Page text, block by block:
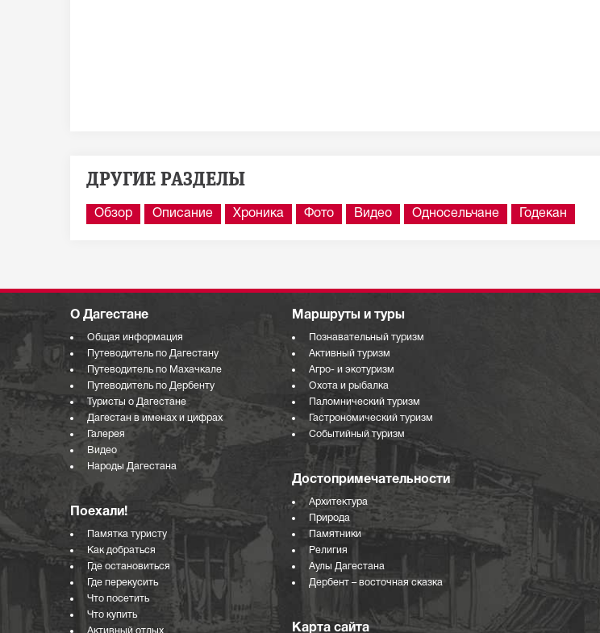
ДРУГИЕ РАЗДЕЛЫ
Обзор Описание Хроника Фото Видео Односельчане Годекан
О Дагестане
Общая информация
Путеводитель по Дагестану
Путеводитель по Махачкале
Путеводитель по Дербенту
Туристы о Дагестане
Дагестан в именах и цифрах
Галерея
Видео
Народы Дагестана
Поехали!
Памятка туристу
Как добраться
Где остановиться
Где перекусить
Что посетить
Что купить
Активный отдых
Маршруты и туры
Познавательный туризм
Активный туризм
Агро- и экотуризм
Охота и рыбалка
Паломнический туризм
Гастрономический туризм
Событийный туризм
Достопримечательности
Архитектура
Природа
Памятники
Религия
Аулы Дагестана
Дербент – восточная сказка
Карта сайта